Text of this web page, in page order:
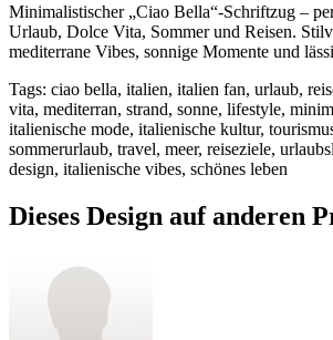
Minimalistischer „Ciao Bella“-Schriftzug –
Urlaub, Dolce Vita, Sommer und Reisen.
mediterrane Vibes, sonnige Momente und
Tags: ciao bella, italien, italien fan, urlaub,
vita, mediterran, strand, sonne, lifestyle,
italienische mode, italienische kultur,
sommerurlaub, travel, meer, reiseziele,
design, italienische vibes, schönes leben
Dieses Design auf anderen